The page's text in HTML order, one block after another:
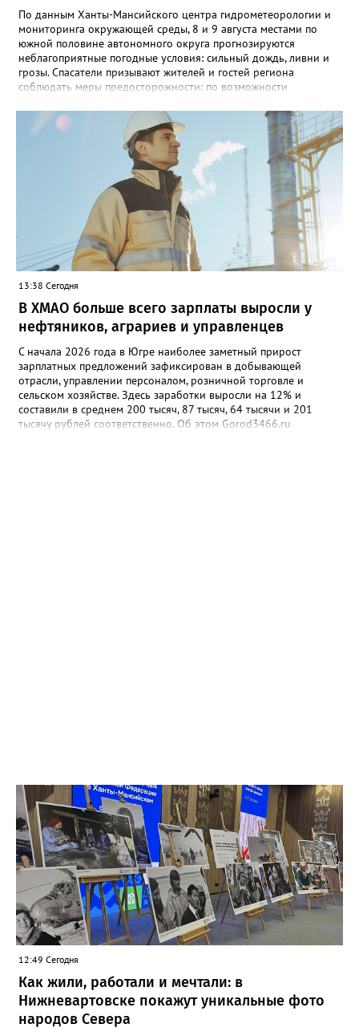
По данным Ханты-Мансийского центра гидрометеорологии и
мониторинга окружающей среды, 8 и 9 августа местами по
южной половине автономного округа прогнозируются
неблагоприятные погодные условия: сильный дождь, ливни и
грозы. Спасатели призывают жителей и гостей региона
соблюдать меры предосторожности: по возможности
под деревьями и слабоукреплёнными конструкциями, а также
быть внимательными на дорогах из-за ухудшения видимости и
риска аквапланирования. При возникновении чрезвычайных
ситуаций немедленно звоните по единому номеру экстренных
13:38 Сегодня
В ХМАО больше всего зарплаты выросли у
нефтяников, аграриев и управленцев
С начала 2026 года в Югре наиболее заметный прирост
зарплатных предложений зафиксирован в добывающей
отрасли, управлении персоналом, розничной торговле и
сельском хозяйстве. Здесь заработки выросли на 12% и
составили в среднем 200 тысяч, 87 тысяч, 64 тысячи и 201
тысячу рублей соответственно. Об этом Gorod3466.ru
12:49 Сегодня
Как жили, работали и мечтали: в
Нижневартовске покажут уникальные фото
народов Севера